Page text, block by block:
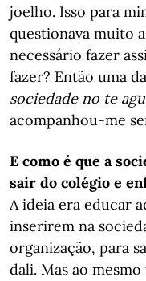
joelho. Isso para
questionava muito
necessário fazer
fazer? Então uma
sociedade no te
acompanhou-me
E como é que a
sair do colégio e
A ideia era educar
inserirem na
organização, para
dali. Mas ao